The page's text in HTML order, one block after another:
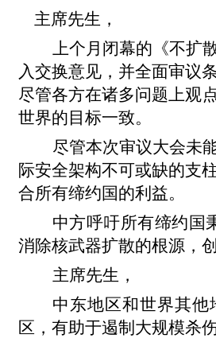
主席先生，
上个月闭幕的《不扩
入交换意见，并全面审议
尽管各方在诸多问题上观
世界的目标一致。
尽管本次审议大会未
际安全架构不可或缺的支
合所有缔约国的利益。
中方呼吁所有缔约国
消除核武器扩散的根源，
主席先生，
中东地区和世界其
区，有助于遏制大规模杀